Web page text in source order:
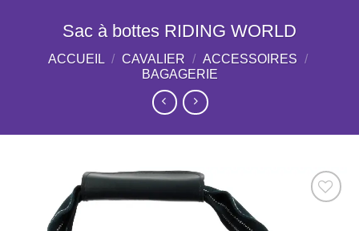
Sac à bottes RIDING WORLD
ACCUEIL / CAVALIER / ACCESSOIRES /
BAGAGERIE